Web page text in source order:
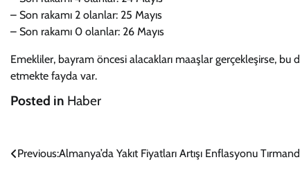
– Son rakamı 2 olanlar: 25 Mayıs
– Son rakamı 0 olanlar: 26 Mayıs
Emekliler, bayram öncesi alacakları maaşlar gerçekleşirse,
etmekte fayda var.
Posted in Haber
Yazı
Previous:Almanya’da Yakıt Fiyatları Artışı Enflasyonu